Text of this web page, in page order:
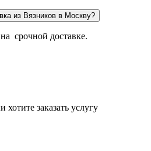
из Вязников в Москву?
срочной доставке.
заказать услугу